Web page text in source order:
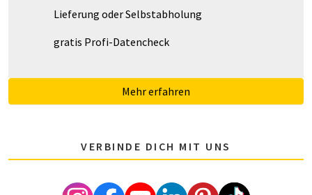
Lieferung oder Selbstabholung
gratis Profi-Datencheck
Mehr erfahren
VERBINDE DICH MIT UNS